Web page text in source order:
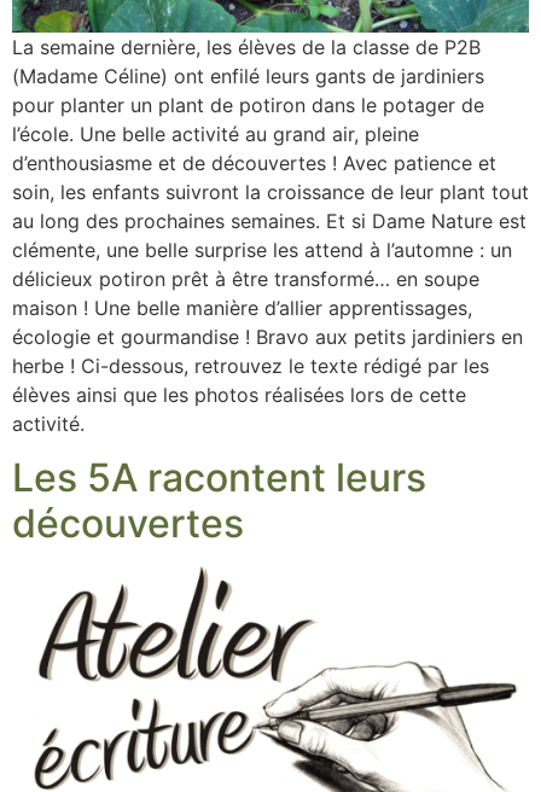
La semaine dernière, les élèves de la classe de P2B
(Madame Céline) ont enfilé leurs gants de jardiniers
pour planter un plant de potiron dans le potager de
l’école. Une belle activité au grand air, pleine
d’enthousiasme et de découvertes ! Avec patience et
soin, les enfants suivront la croissance de leur plant tout
au long des prochaines semaines. Et si Dame Nature est
clémente, une belle surprise les attend à l’automne : un
délicieux potiron prêt à être transformé… en soupe
maison ! Une belle manière d’allier apprentissages,
écologie et gourmandise ! Bravo aux petits jardiniers en
herbe ! Ci-dessous, retrouvez le texte rédigé par les
élèves ainsi que les photos réalisées lors de cette
activité.
Les 5A racontent leurs
découvertes